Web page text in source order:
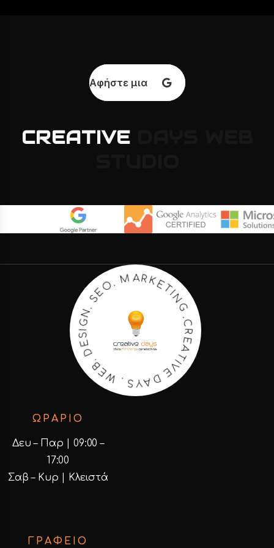
Αφήστε μια κριτική
CREATIVE
C
R
E
A
T
I
V
E
D
A
Y
S
.
W
E
B
.
D
E
S
I
G
N
.
S
E
O
.
MAR KETING
.
ΩΡΑΡΙΟ
Δευ – Παρ | 09:00 –
17:00
Σαβ – Κυρ | Κλειστά
ΓΡΑΦΕΙΟ